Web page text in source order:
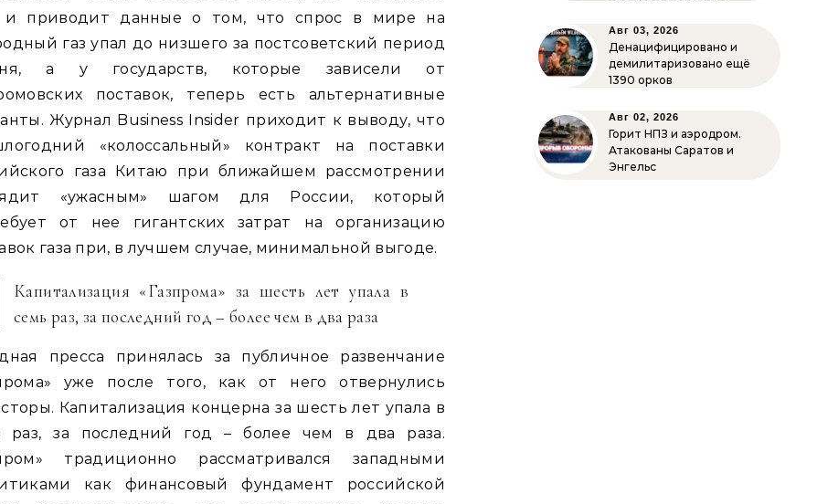
и приводит данные о том, что спрос в мире на
газ упал до низшего за постсоветский период
а у государств, которые зависели от
поставок, теперь есть альтернативные
Журнал Business Insider приходит к выводу, что
«колоссальный» контракт на поставки
газа Китаю при ближайшем рассмотрении
«ужасным» шагом для России, который
от нее гигантских затрат на организацию
газа при, в лучшем случае, минимальной выгоде.
Капитализация «Газпрома» за шесть лет упала в
семь раз, за последний год – более чем в два раза
пресса принялась за публичное развенчание
уже после того, как от него отвернулись
Капитализация концерна за шесть лет упала в
раз, за последний год – более чем в два раза.
традиционно рассматривался западными
как финансовый фундамент российской
Авг 03, 2026
Денацифицировано и
демилитаризовано ещё
1390 орков
Авг 02, 2026
Горит НПЗ и аэродром.
Атакованы Саратов и
Энгельс